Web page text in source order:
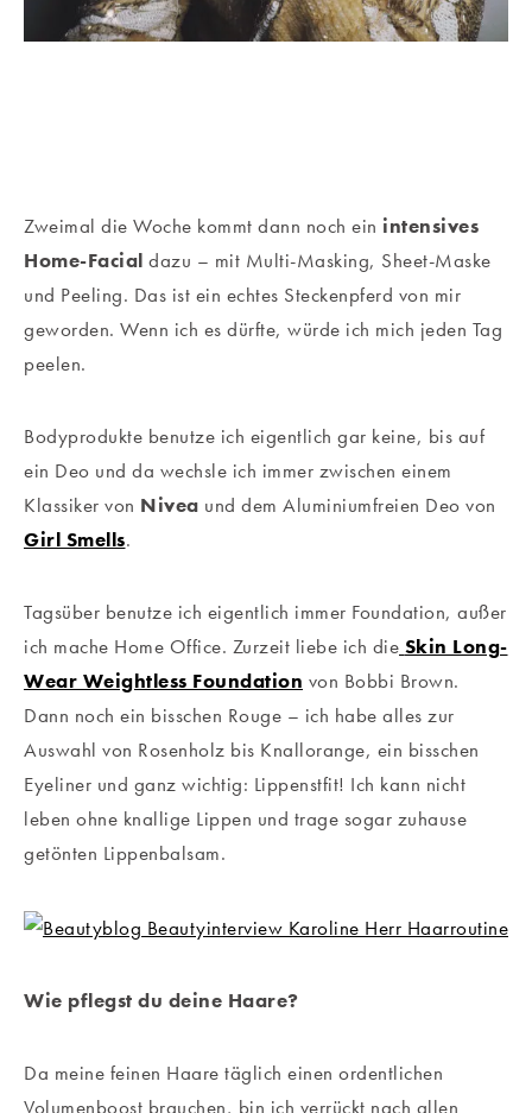
Zweimal die Woche kommt dann noch ein intensives
Home-Facial dazu – mit Multi-Masking, Sheet-Maske
und Peeling. Das ist ein echtes Steckenpferd von mir
geworden. Wenn ich es dürfte, würde ich mich jeden Tag
peelen.
Bodyprodukte benutze ich eigentlich gar keine, bis auf
ein Deo und da wechsle ich immer zwischen einem
Klassiker von Nivea und dem Aluminiumfreien Deo von
Girl Smells.
Tagsüber benutze ich eigentlich immer Foundation, außer
ich mache Home Office. Zurzeit liebe ich die Skin Long-
Wear Weightless Foundation von Bobbi Brown.
Dann noch ein bisschen Rouge – ich habe alles zur
Auswahl von Rosenholz bis Knallorange, ein bisschen
Eyeliner und ganz wichtig: Lippenstfit! Ich kann nicht
leben ohne knallige Lippen und trage sogar zuhause
getönten Lippenbalsam.
Wie pflegst du deine Haare?
Da meine feinen Haare täglich einen ordentlichen
Volumenboost brauchen, bin ich verrückt nach allen